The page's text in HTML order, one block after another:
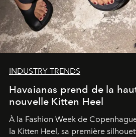
INDUSTRY TRENDS
Havaianas prend de la
nouvelle Kitten Heel
À la Fashion Week de
la Kitten Heel, sa première